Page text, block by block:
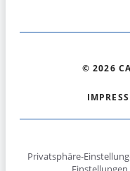
© 2026
Privatsphäre-